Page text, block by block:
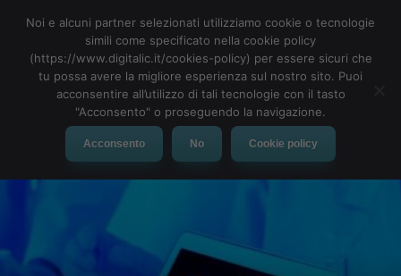
MENU
Noi e alcuni partner selezionati utilizziamo cookie o tecnologie
simili come specificato nella cookie policy
(https://www.digitalic.it/cookies-policy) per essere sicuri che
tu possa avere la migliore esperienza sul nostro sito. Puoi
acconsentire all’utilizzo di tali tecnologie con il tasto
"Acconsento" o proseguendo la navigazione.
Acconsento No Cookie policy